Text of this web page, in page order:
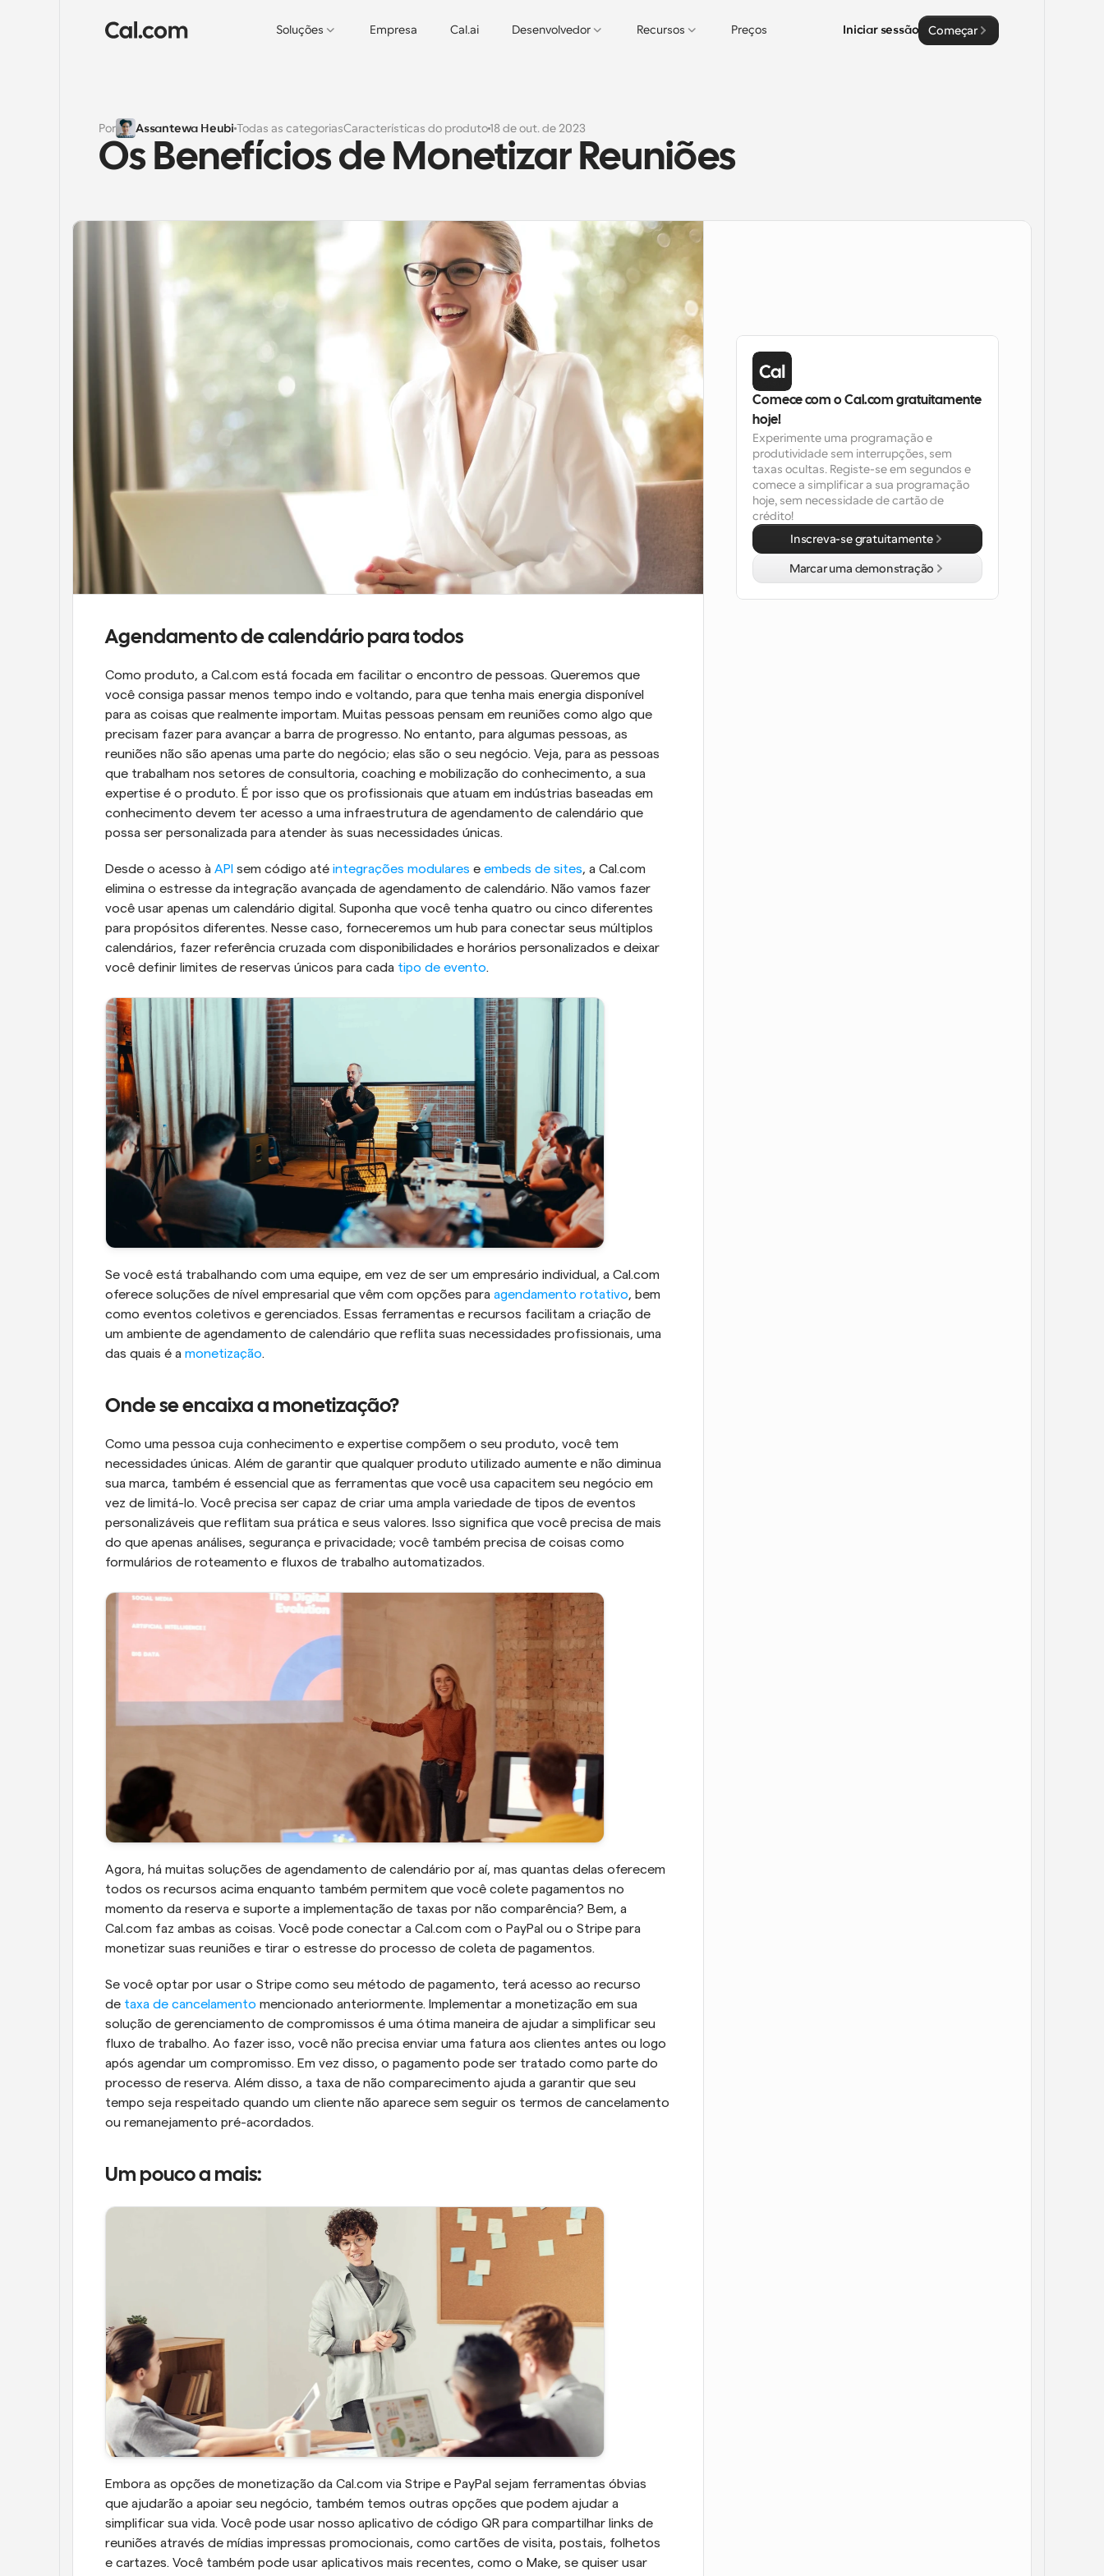
Soluções Empresa Cal.ai Desenvolvedor Recursos Preços Iniciar sessão Começar
Por Assantewa Heubi Todas as categoriasCaracterísticas do produto18 de out. de 2023
Os Benefícios de Monetizar Reuniões
Agendamento de calendário para todos
Como produto, a Cal.com está focada em facilitar o encontro de pessoas. Queremos que
você consiga passar menos tempo indo e voltando, para que tenha mais energia disponível
para as coisas que realmente importam. Muitas pessoas pensam em reuniões como algo que
precisam fazer para avançar a barra de progresso. No entanto, para algumas pessoas, as
reuniões não são apenas uma parte do negócio; elas são o seu negócio. Veja, para as pessoas
que trabalham nos setores de consultoria, coaching e mobilização do conhecimento, a sua
expertise é o produto. É por isso que os profissionais que atuam em indústrias baseadas em
conhecimento devem ter acesso a uma infraestrutura de agendamento de calendário que
possa ser personalizada para atender às suas necessidades únicas.
Desde o acesso à API sem código até integrações modulares e embeds de sites, a Cal.com
elimina o estresse da integração avançada de agendamento de calendário. Não vamos fazer
você usar apenas um calendário digital. Suponha que você tenha quatro ou cinco diferentes
para propósitos diferentes. Nesse caso, forneceremos um hub para conectar seus múltiplos
calendários, fazer referência cruzada com disponibilidades e horários personalizados e deixar
você definir limites de reservas únicos para cada tipo de evento.
Se você está trabalhando com uma equipe, em vez de ser um empresário individual, a Cal.com
oferece soluções de nível empresarial que vêm com opções para agendamento rotativo, bem
como eventos coletivos e gerenciados. Essas ferramentas e recursos facilitam a criação de
um ambiente de agendamento de calendário que reflita suas necessidades profissionais, uma
das quais é a monetização.
Onde se encaixa a monetização?
Como uma pessoa cuja conhecimento e expertise compõem o seu produto, você tem
necessidades únicas. Além de garantir que qualquer produto utilizado aumente e não diminua
sua marca, também é essencial que as ferramentas que você usa capacitem seu negócio em
vez de limitá-lo. Você precisa ser capaz de criar uma ampla variedade de tipos de eventos
personalizáveis que reflitam sua prática e seus valores. Isso significa que você precisa de mais
do que apenas análises, segurança e privacidade; você também precisa de coisas como
formulários de roteamento e fluxos de trabalho automatizados.
Agora, há muitas soluções de agendamento de calendário por aí, mas quantas delas oferecem
todos os recursos acima enquanto também permitem que você colete pagamentos no
momento da reserva e suporte a implementação de taxas por não comparência? Bem, a
Cal.com faz ambas as coisas. Você pode conectar a Cal.com com o PayPal ou o Stripe para
monetizar suas reuniões e tirar o estresse do processo de coleta de pagamentos.
Se você optar por usar o Stripe como seu método de pagamento, terá acesso ao recurso
de taxa de cancelamento mencionado anteriormente. Implementar a monetização em sua
solução de gerenciamento de compromissos é uma ótima maneira de ajudar a simplificar seu
fluxo de trabalho. Ao fazer isso, você não precisa enviar uma fatura aos clientes antes ou logo
após agendar um compromisso. Em vez disso, o pagamento pode ser tratado como parte do
processo de reserva. Além disso, a taxa de não comparecimento ajuda a garantir que seu
tempo seja respeitado quando um cliente não aparece sem seguir os termos de cancelamento
ou remanejamento pré-acordados.
Um pouco a mais:
Embora as opções de monetização da Cal.com via Stripe e PayPal sejam ferramentas óbvias
que ajudarão a apoiar seu negócio, também temos outras opções que podem ajudar a
simplificar sua vida. Você pode usar nosso aplicativo de código QR para compartilhar links de
reuniões através de mídias impressas promocionais, como cartões de visita, postais, folhetos
e cartazes. Você também pode usar aplicativos mais recentes, como o Make, se quiser usar
Comece com o Cal.com gratuitamente
hoje!
Experimente uma programação e
produtividade sem interrupções, sem
taxas ocultas. Registe-se em segundos e
comece a simplificar a sua programação
hoje, sem necessidade de cartão de
crédito!
Inscreva-se gratuitamente
Marcar uma demonstração